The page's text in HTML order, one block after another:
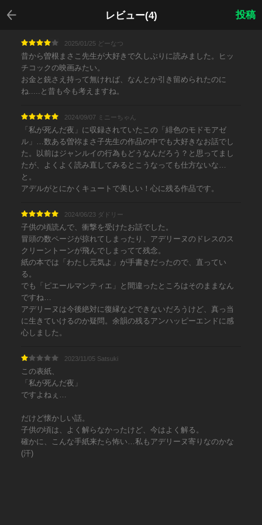
レビュー(4)
戻る
投稿
2025/01/25 どーなつ
昔から曽根まさこ先生が大好きで久しぶりに読みました。ヒッ
チコックの映画みたい。
お金と銃さえ持って無ければ、なんとか引き留められたのに
ね.....と昔も今も考えますね。
2024/09/07 ミニーちゃん
「私が死んだ夜」に収録されていたこの「緋色のモドモアゼ
ル」…数ある曽祢まさ子先生の作品の中でも大好きなお話でし
た。以前はジャンルイの行為もどうなんだろう？と思ってまし
たが、よくよく読み直してみるとこうなっても仕方ないな…
と。
アデルがとにかくキュートで美しい！心に残る作品です。
2024/06/23 ダドリー
子供の頃読んで、衝撃を受けたお話でした。
冒頭の数ページが掠れてしまったり、アデリーヌのドレスのス
クリーントーンが飛んでしまってて残念。
紙の本では「わたし元気よ」が手書きだったので、直ってい
る。
でも「ピエールマンティエ」と間違ったところはそのままなん
ですね…
アデリーヌは今後絶対に復縁などできないだろうけど、真っ当
に生きていけるのか疑問。余韻の残るアンハッピーエンドに感
心しました。
2023/11/05 Satsuki
この表紙、
「私が死んだ夜」
ですよねぇ…
だけど懐かしい話。
子供の頃は、よく解らなかったけど、今はよく解る。
確かに、こんな手紙来たら怖い…私もアデリーヌ寄りなのかな
(汗)